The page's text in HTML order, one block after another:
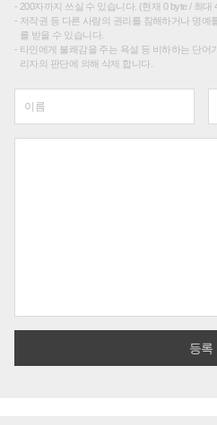
200자까지 쓰실 수 있습니다. (현재 0 byte / 최대
저작권 등 다른 사람의 권리를 침해하거나 명예
를 받을 수 있습니다.
타인에게 불쾌감을 주는 욕설 등 비하하는 단어
리자의 판단에 의해 삭제 합니다.